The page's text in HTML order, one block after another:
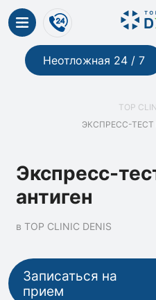
Неотложная 24 / 7
TOP
ЭКСПРЕСС-ТЕСТ
Экспресс-
антиген
в TOP CLINIC DENIS
Записаться на
прием